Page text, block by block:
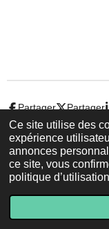
Ce site utilise des
expérience
annonces
ce site, vous
politique
Partager Partager
© 2022 - 2026
Propulsé par Webador